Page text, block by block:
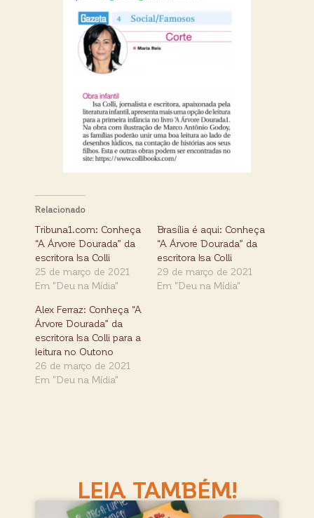
Relacionado
Tribuna1.com: Conheça
“A Árvore Dourada” da
escritora Isa Colli
25 de março de 2021
Em "Deu na Mídia"
Brasília é aqui: Conheça
“A Árvore Dourada” da
escritora Isa Colli
29 de março de 2021
Em "Deu na Mídia"
Alex Ferraz: Conheça “A
Árvore Dourada” da
escritora Isa Colli para a
leitura no Outono
26 de março de 2021
Em "Deu na Mídia"
LEIA TAMBÉM!